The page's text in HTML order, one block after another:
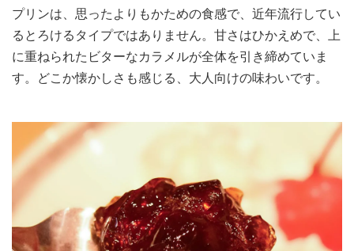
プリンは、思ったよりもかための食感で、近年流行してい
るとろけるタイプではありません。甘さはひかえめで、上
に重ねられたビターなカラメルが全体を引き締めていま
す。どこか懐かしさも感じる、大人向けの味わいです。